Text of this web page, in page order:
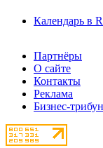
Календарь в
Партнёры
О сайте
Контакты
Реклама
Бизнес-